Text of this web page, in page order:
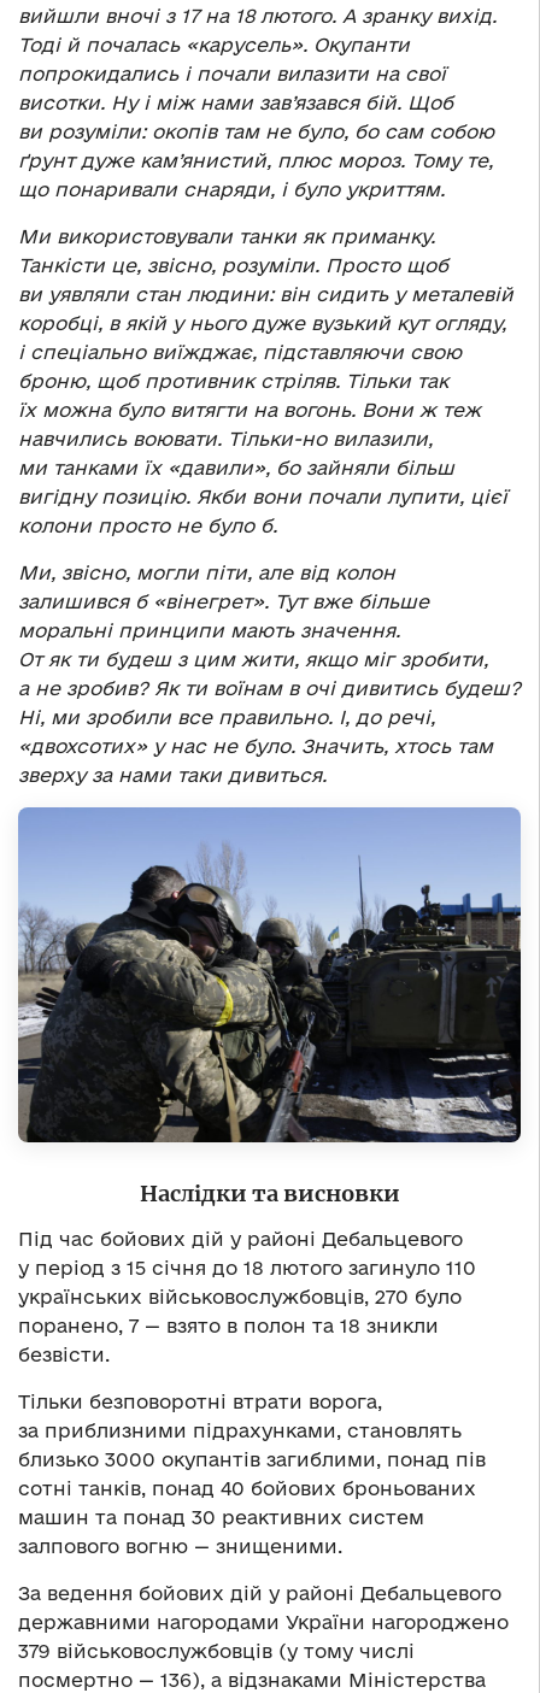
вийшли вночі з 17 на 18 лютого. А зранку вихід.
Тоді й почалась «карусель». Окупанти
попрокидались і почали вилазити на свої
висотки. Ну і між нами зав’язався бій. Щоб
ви розуміли: окопів там не було, бо сам собою
ґрунт дуже кам’янистий, плюс мороз. Тому те,
що понаривали снаряди, і було укриттям.
Ми використовували танки як приманку.
Танкісти це, звісно, розуміли. Просто щоб
ви уявляли стан людини: він сидить у металевій
коробці, в якій у нього дуже вузький кут огляду,
і спеціально виїжджає, підставляючи свою
броню, щоб противник стріляв. Тільки так
їх можна було витягти на вогонь. Вони ж теж
навчились воювати. Тільки-но вилазили,
ми танками їх «давили», бо зайняли більш
вигідну позицію. Якби вони почали лупити, цієї
колони просто не було б.
Ми, звісно, могли піти, але від колон
залишився б «вінегрет». Тут вже більше
моральні принципи мають значення.
От як ти будеш з цим жити, якщо міг зробити,
а не зробив? Як ти воїнам в очі дивитись будеш?
Ні, ми зробили все правильно. І, до речі,
«двохсотих» у нас не було. Значить, хтось там
зверху за нами таки дивиться.
Наслідки та висновки
Під час бойових дій у районі Дебальцевого
у період з 15 січня до 18 лютого загинуло 110
українських військовослужбовців, 270 було
поранено, 7 — взято в полон та 18 зникли
безвісти.
Тільки безповоротні втрати ворога,
за приблизними підрахунками, становлять
близько 3000 окупантів загиблими, понад пів
сотні танків, понад 40 бойових броньованих
машин та понад 30 реактивних систем
залпового вогню — знищеними.
За ведення бойових дій у районі Дебальцевого
державними нагородами України нагороджено
379 військовослужбовців (у тому числі
посмертно — 136), а відзнаками Міністерства